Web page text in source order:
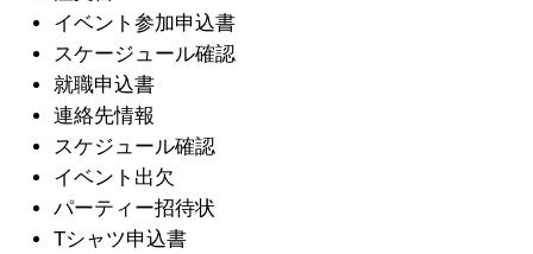
イベント参加申込書
スケージュール確認
就職申込書
連絡先情報
スケジュール確認
イベント出欠
パーティー招待状
Tシャツ申込書